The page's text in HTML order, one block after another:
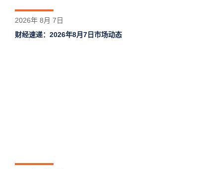
2026年 8月 7日
财经速递：2026年8月7日市场动态